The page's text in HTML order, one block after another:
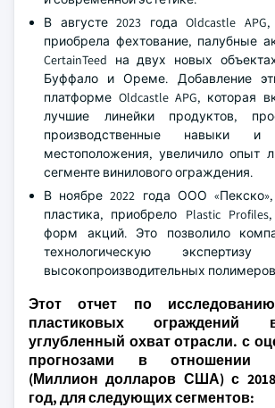
В августе 2023 года Oldcastle
приобрела фехтование, палубные
CertainTeed на двух новых
Буффало и Ореме. Добавление
платформе Oldcastle APG, которая
лучшие линейки продуктов,
производственные навыки и
местоположения, увеличило опыт
сегменте винилового ограждения.
В ноябре 2022 года ООО «Пекско»,
пластика, приобрело Plastic
форм акций. Это позволило
технологическую
высокопроизводительных
Этот отчет по
пластиковых ограждений
углубленный охват отрасли. с
прогнозами в отношении
(Миллион долларов США) с
год, для следующих сегментов: